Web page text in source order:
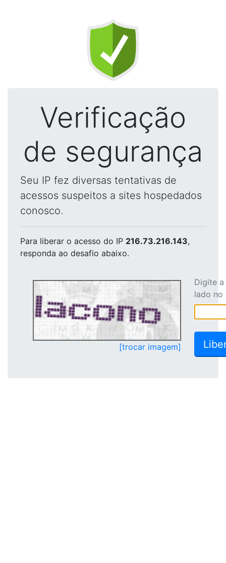
Verificação
de segurança
Seu IP fez diversas tentativas de
acessos suspeitos a sites hospedados
conosco.
Para liberar o acesso do IP 216.73.216.143,
responda ao desafio abaixo.
[trocar imagem]
Digite
lado no